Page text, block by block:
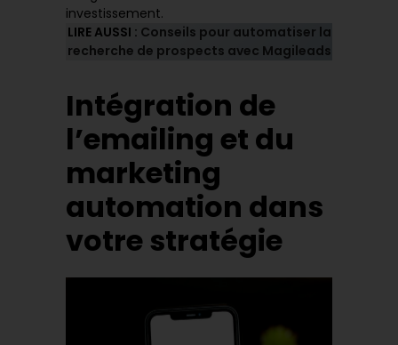
investissement.
LIRE AUSSI : Conseils pour automatiser la
recherche de prospects avec Magileads
Intégration de
l’emailing et du
marketing
automation dans
votre stratégie